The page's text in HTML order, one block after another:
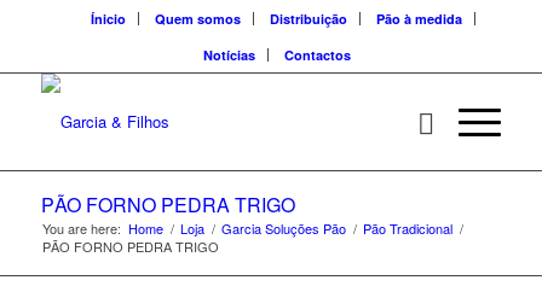
Ínicio Quem somos Distribuição
Pão à medida
Notícias
Contactos
PÃO FORNO PEDRA TRIGO
You are here: Home / Loja / Garcia Soluções Pão / Pão Tradicional /
PÃO FORNO PEDRA TRIGO